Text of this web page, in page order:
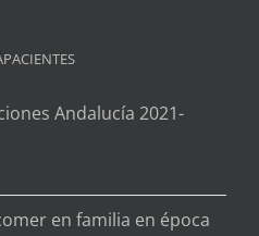
Andalucía 2021-
en familia en época